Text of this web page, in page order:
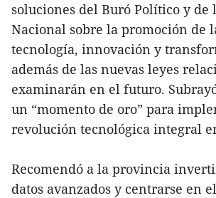
soluciones del Buró Político y de
Nacional sobre la promoción de
tecnología, innovación y
además de las nuevas leyes
examinarán en el futuro.
un “momento de oro” para
revolución tecnológica integral
Recomendó a la provincia
datos avanzados y centrarse en